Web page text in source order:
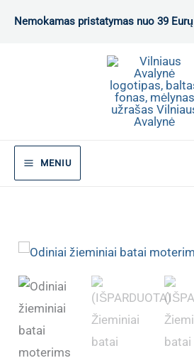
Nemokamas pristatymas nuo 39 Eurų
MENIU